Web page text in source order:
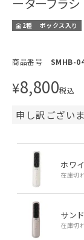
全2種 ボックス入り
商品番号 SMHB-
¥8,800税込
申し訳ござい
ホワ
在庫切
サン
在庫切